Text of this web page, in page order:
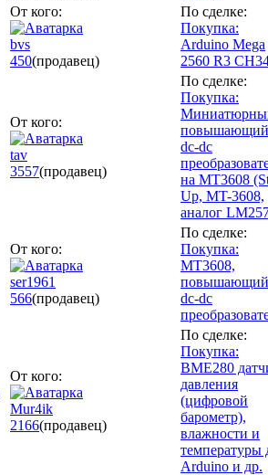
От кого:
bvs
450(продавец)
По сделке:
Покупка:
Arduino Mega
2560 R3
От кого:
tav
3557(продавец)
По сделке:
Покупка:
повышающий
dc-dc
на MT3608
Up, MT-3608,
аналог
От кого:
ser1961
566(продавец)
По сделке:
Покупка:
MT3608,
повышающий
dc-dc
От кого:
Mur4ik
2166(продавец)
По сделке:
Покупка:
BME280
давления
(цифровой
барометр),
влажности и
температуры
Arduino и др.